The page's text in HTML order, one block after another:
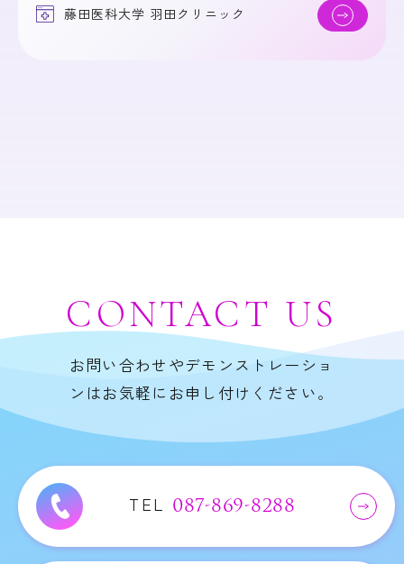
藤田医科大学 羽田クリニック
CONTACT US
お問い合わせやデモンストレーショ
ンはお気軽にお申し付けください。
TEL 087-869-8288